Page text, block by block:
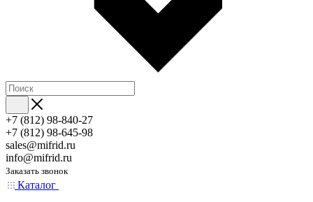
+7 (812) 98-840-27
+7 (812) 98-645-98
sales@mifrid.ru
info@mifrid.ru
Заказать звонок
Каталог